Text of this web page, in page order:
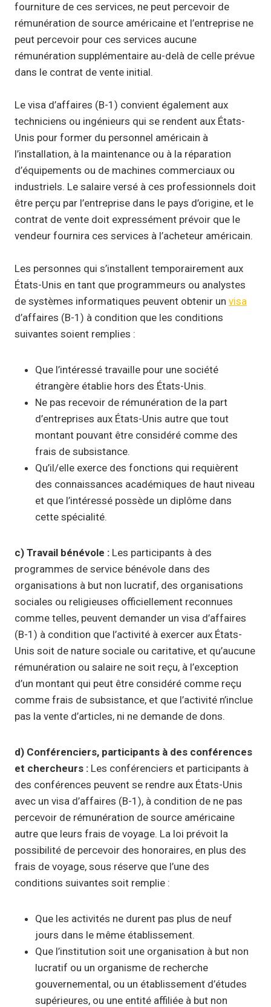
fourniture de ces services, ne peut percevoir de
rémunération de source américaine et l’entreprise ne
peut percevoir pour ces services aucune
rémunération supplémentaire au-delà de celle prévue
dans le contrat de vente initial.
Le visa d’affaires (B-1) convient également aux
techniciens ou ingénieurs qui se rendent aux États-
Unis pour former du personnel américain à
l’installation, à la maintenance ou à la réparation
d’équipements ou de machines commerciaux ou
industriels. Le salaire versé à ces professionnels doit
être perçu par l’entreprise dans le pays d’origine, et le
contrat de vente doit expressément prévoir que le
vendeur fournira ces services à l’acheteur américain.
Les personnes qui s’installent temporairement aux
États-Unis en tant que programmeurs ou analystes
de systèmes informatiques peuvent obtenir un visa
d’affaires (B-1) à condition que les conditions
suivantes soient remplies :
Que l’intéressé travaille pour une société
étrangère établie hors des États-Unis.
Ne pas recevoir de rémunération de la part
d’entreprises aux États-Unis autre que tout
montant pouvant être considéré comme des
frais de subsistance.
Qu’il/elle exerce des fonctions qui requièrent
des connaissances académiques de haut niveau
et que l’intéressé possède un diplôme dans
cette spécialité.
c) Travail bénévole : Les participants à des
programmes de service bénévole dans des
organisations à but non lucratif, des organisations
sociales ou religieuses officiellement reconnues
comme telles, peuvent demander un visa d’affaires
(B-1) à condition que l’activité à exercer aux États-
Unis soit de nature sociale ou caritative, et qu’aucune
rémunération ou salaire ne soit reçu, à l’exception
d’un montant qui peut être considéré comme reçu
comme frais de subsistance, et que l’activité n’inclue
pas la vente d’articles, ni ne demande de dons.
d) Conférenciers, participants à des conférences
et chercheurs : Les conférenciers et participants à
des conférences peuvent se rendre aux États-Unis
avec un visa d’affaires (B-1), à condition de ne pas
percevoir de rémunération de source américaine
autre que leurs frais de voyage. La loi prévoit la
possibilité de percevoir des honoraires, en plus des
frais de voyage, sous réserve que l’une des
conditions suivantes soit remplie :
Que les activités ne durent pas plus de neuf
jours dans le même établissement.
Que l’institution soit une organisation à but non
lucratif ou un organisme de recherche
gouvernemental, ou un établissement d’études
supérieures, ou une entité affiliée à but non